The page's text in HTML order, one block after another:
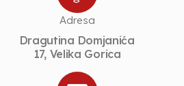
Adresa
Dragutina Domjanića
17, Velika Gorica